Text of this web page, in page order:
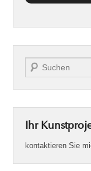
Suche
Ihr
kontaktieren Sie